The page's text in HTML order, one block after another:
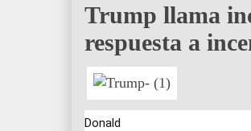
Trump llama
respuesta a
Donald